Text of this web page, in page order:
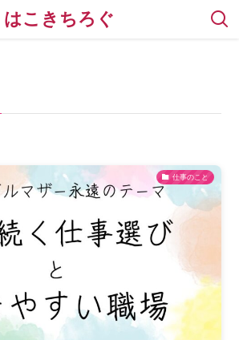
はこきちろぐ
仕事のこと